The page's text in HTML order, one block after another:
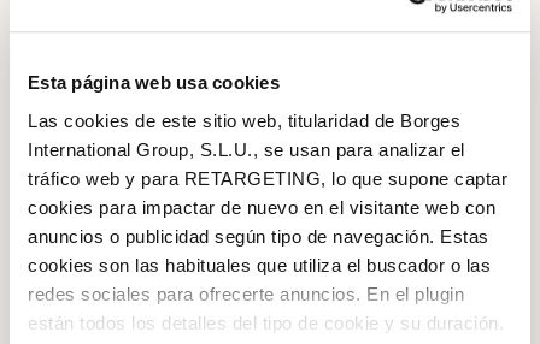
Esta página web usa cookies
Las cookies de este sitio web, titularidad de Borges
International Group, S.L.U., se usan para analizar el
tráfico web y para RETARGETING, lo que supone captar
cookies para impactar de nuevo en el visitante web con
anuncios o publicidad según tipo de navegación. Estas
cookies son las habituales que utiliza el buscador o las
redes sociales para ofrecerte anuncios. En el plugin
están todos los detalles del tipo de cookie y su duración.
Iniciar sessió amb Google